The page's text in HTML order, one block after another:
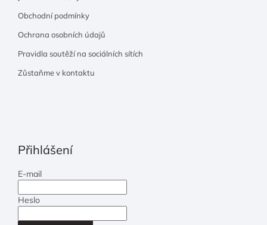
Obchodní podmínky
Ochrana osobních údajů
Pravidla soutěží na sociálních sítích
Zůstaňme v kontaktu
Přihlášení
E-mail
Heslo